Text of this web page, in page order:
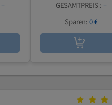
–
GESAMTPREIS :–
Sparen:0 €